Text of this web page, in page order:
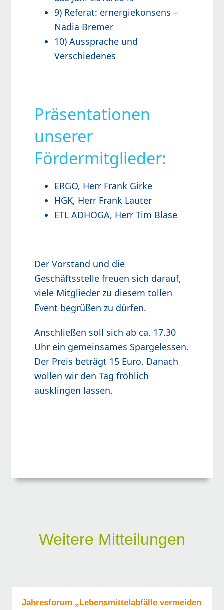
9) Referat: ernergiekonsens –
Nadia Bremer
10) Aussprache und
Verschiedenes
Präsentationen
unserer
Fördermitglieder:
ERGO, Herr Frank Girke
HGK, Herr Frank Lauter
ETL ADHOGA, Herr Tim Blase
Der Vorstand und die
Geschäftsstelle freuen sich darauf,
viele Mitglieder zu diesem tollen
Event begrüßen zu dürfen.
Anschließen soll sich ab ca. 17.30
Uhr ein gemeinsames Spargelessen.
Der Preis beträgt 15 Euro. Danach
wollen wir den Tag fröhlich
ausklingen lassen.
Weitere Mitteilungen
Jahresforum „Lebensmittelabfälle vermeiden